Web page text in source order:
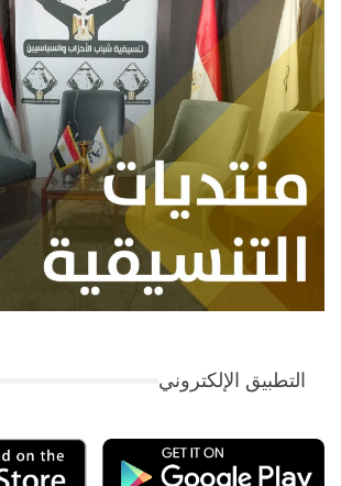
التطبيق الإلكتروني